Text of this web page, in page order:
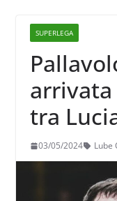
SUPERLEGA
arrivata
tra
la Lube
03/05/2024 Lube